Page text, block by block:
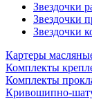
Звездочки
Звездочки
Звездочки
Картеры
Комплекты
Комплекты
Кривошипно-